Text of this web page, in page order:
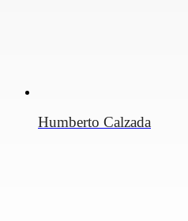
Humberto Calzada